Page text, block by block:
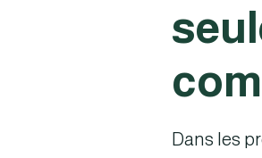
Dans les